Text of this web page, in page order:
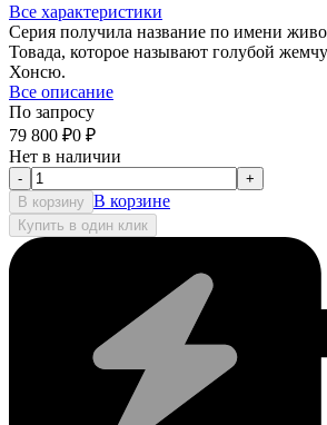
Все характеристики
Серия получила название по имени
Товада, которое называют голубой
Хонсю.
Все описание
По запросу
79 800 ₽0 ₽
Нет в наличии
-
+
В корзину В корзине
Купить в один клик